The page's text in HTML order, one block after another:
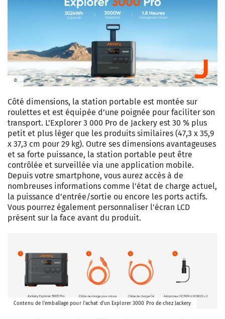
©
Côté dimensions, la station portable est montée sur
roulettes et est équipée d’une poignée pour faciliter son
transport. L’Explorer 3 000 Pro de Jackery est 30 % plus
petit et plus léger que les produits similaires (47,3 x 35,9
x 37,3 cm pour 29 kg). Outre ses dimensions avantageuses
et sa forte puissance, la station portable peut être
contrôlée et surveillée via une application mobile.
Depuis votre smartphone, vous aurez accès à de
nombreuses informations comme l’état de charge actuel,
la puissance d’entrée/sortie ou encore les ports actifs.
Vous pourrez également personnaliser l’écran LCD
présent sur la face avant du produit.
Contenu de l'emballage pour l'achat d'un Explorer 3000 Pro de chez Jackery